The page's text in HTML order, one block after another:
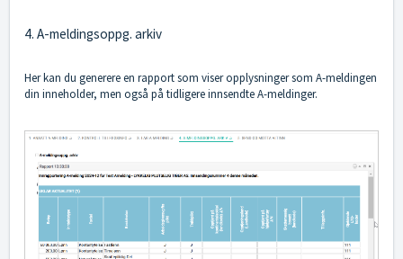
4. A-meldingsoppg. arkiv
Her kan du generere en rapport som viser opplysninger som A-meldingen
din inneholder, men også på tidligere innsendte A-meldinger.